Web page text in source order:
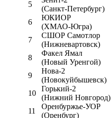
5
(Санкт-Петербург)
6
ЮКИОР
(ХМАО-Югра)
7
СШОР Самотлор
(Нижневартовск)
8
Факел Ямал
(Новый Уренгой)
9
Нова-2
(Новокуйбышевск)
10
Горький-2
(Нижний Новгород)
11
Оренбуржье-УОР
(Оренбург)